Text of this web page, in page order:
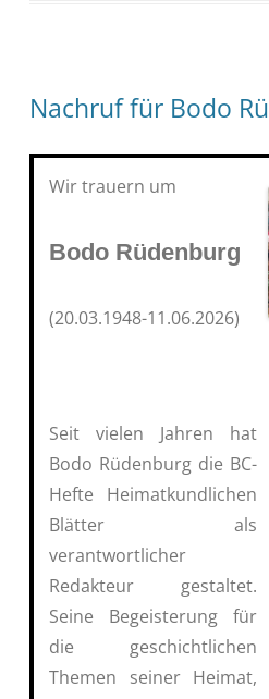
Nachruf für Bodo
Wir trauern um
Bodo Rüdenburg
(20.03.1948-11.06.2026)
Seit vielen Jahren hat
Bodo Rüdenburg die BC-
Hefte Heimatkundlichen
Blätter als
verantwortlicher
Redakteur gestaltet.
Seine Begeisterung für
die geschichtlichen
Themen seiner Heimat,